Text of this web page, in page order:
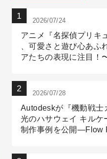
2026/07/24
アニメ『名探偵プリキ
、可愛さと遊び心あふ
アたちの表現に注目！
2026/07/28
Autodeskが『機動戦士
光のハサウェイ キルケ
制作事例を公開―Flow